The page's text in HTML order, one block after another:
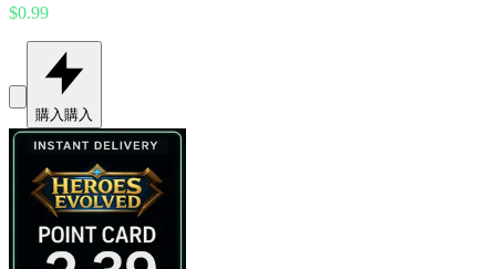
$0.99
購入購入